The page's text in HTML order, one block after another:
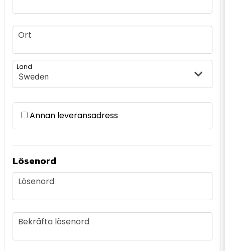
frontend.form.billing_address.city
Ort
frontend.form.billing_address.country
Land
Annan leveransadress
Lösenord
Lösenord
Lösenord
frontend.form.password_confirmation
Bekräfta lösenord